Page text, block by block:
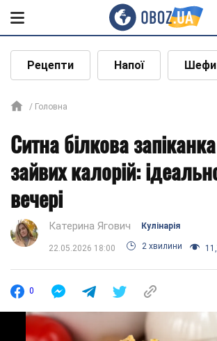
Рецепти Напої Шефи
Головна
Ситна білкова
зайвих калорій:
вечері
Катерина Ягович Кулінарія
22.05.2026 18:00 2 хвилини
0